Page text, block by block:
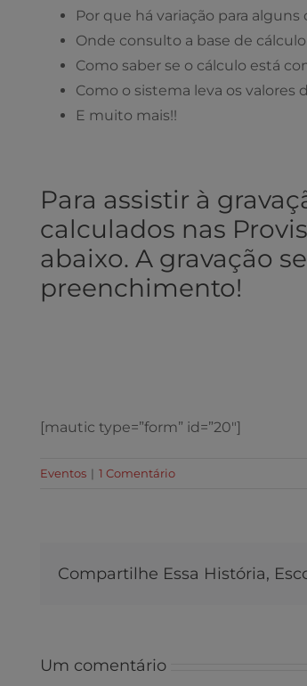
Por que há variação para
Onde consulto a base de
Como saber se o cálculo está
Como o sistema leva os valores
E muito mais!!
Para assistir à
calculados nas
abaixo. A gravação
preenchimento!
[mautic type=”form” id=”20″]
Eventos | 1 Comentário
Compartilhe Essa História,
Um comentário